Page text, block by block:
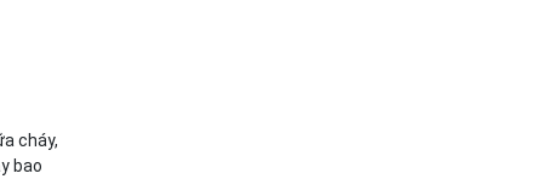
cháy,
bao